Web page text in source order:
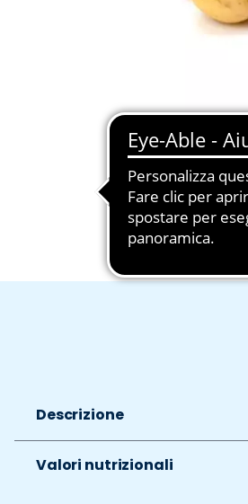
Descrizione
Valori nutrizionali